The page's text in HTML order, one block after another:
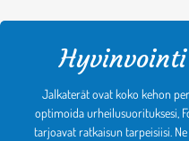
Jalkaterät ovat koko kehon
optimoida urheilusuorituksesi,
tarjoavat ratkaisun tarpeisiisi.